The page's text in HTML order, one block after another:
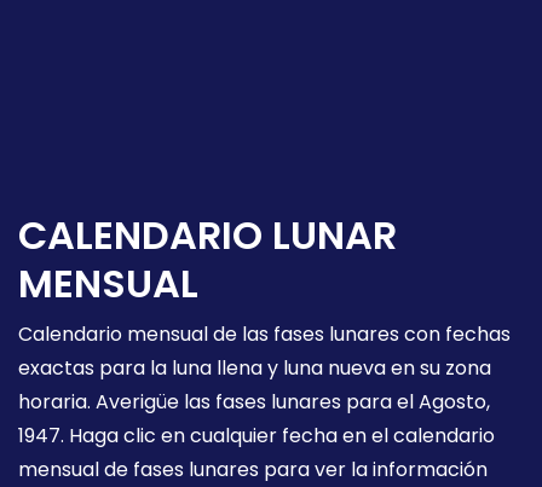
CALENDARIO LUNAR
MENSUAL
Calendario mensual de las fases lunares con fechas
exactas para la luna llena y luna nueva en su zona
horaria. Averigüe las fases lunares para el Agosto,
1947. Haga clic en cualquier fecha en el calendario
mensual de fases lunares para ver la información